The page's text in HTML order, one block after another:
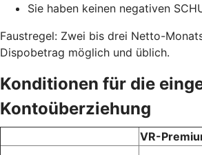
Sie haben keinen negativen
Faustregel: Zwei bis drei Netto-
Dispobetrag möglich und üblich.
Konditionen für die
Kontoüberziehung
VR-